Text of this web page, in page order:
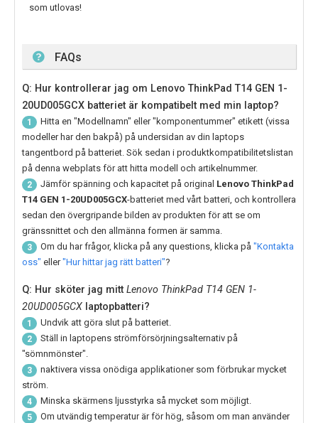
som utlovas!
FAQs
Q: Hur kontrollerar jag om Lenovo ThinkPad T14 GEN 1-
20UD005GCX batteriet är kompatibelt med min laptop?
1
Hitta en "Modellnamn" eller "komponentummer" etikett (vissa
modeller har den bakpå) på undersidan av din laptops
tangentbord på batteriet. Sök sedan i produktkompatibilitetslistan
på denna webplats för att hitta modell och artikelnummer.
2 Jämför spänning och kapacitet på original Lenovo ThinkPad
T14 GEN 1-20UD005GCX-batteriet med vårt batteri, och kontrollera
sedan den övergripande bilden av produkten för att se om
gränssnittet och den allmänna formen är samma.
3 Om du har frågor, klicka på any questions, klicka på "Kontakta
oss" eller"Hur hittar jag rätt batteri"?
Q: Hur sköter jag mitt Lenovo ThinkPad T14 GEN 1-
20UD005GCX laptopbatteri?
1 Undvik att göra slut på batteriet.
2
Ställ in laptopens strömförsörjningsalternativ på
"sömnmönster".
3
naktivera vissa onödiga applikationer som förbrukar mycket
ström.
4 Minska skärmens ljusstyrka så mycket som möjligt.
5
Om utvändig temperatur är för hög, såsom om man använder